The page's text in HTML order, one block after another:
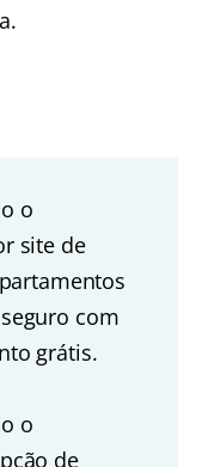
o
site de
com
grátis.
o
de